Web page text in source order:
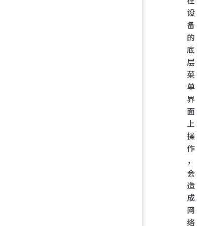
设
备
的
底
层
菜
单
界
面
上
操
作
，
会
造
成
网
络